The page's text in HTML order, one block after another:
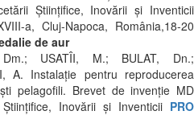
Ştiinţifice, Inovării şi Inventicii
a, Cluj-Napoca, România,18-20
de aur
USATÎI, M.; BULAT, Dn.;
A. Instalație pentru reproducerea
pelagofili. Brevet de invenție MD
Inovării şi Inventicii PRO